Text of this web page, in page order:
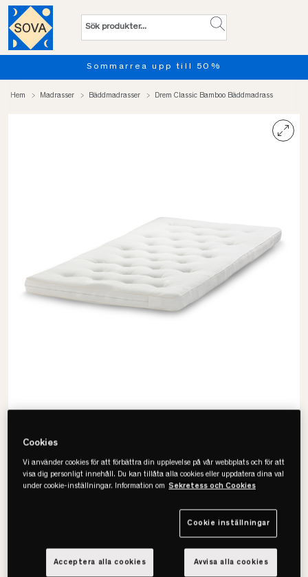
upp till 50%
Hem Madrasser Bäddmadrasser Drem Classic Bamboo Bäddmadrass
Drem
Classic Bamboo Bäddmadrass
Välj storlek
Cookies
Vi använder cookies för att förbättra din upplevelse på vår webbplats och för att
visa dig personligt innehåll. Du kan tillåta alla cookies eller uppdatera dina val
under cookie-inställningar. Information om Sekretess och Cookies
Cookie inställningar
Avvisa alla cookies
Acceptera alla cookies